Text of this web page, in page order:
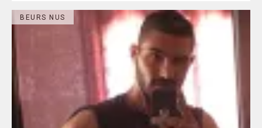
BEURS NUS